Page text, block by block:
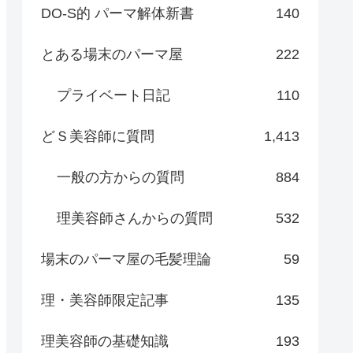
DO-S的 パーマ解体新書 140
とある場末のパーマ屋 222
プライベート日記 110
どＳ美容師に質問 1,413
一般の方からの質問 884
理美容師さんからの質問 532
場末のパーマ屋の毛髪理論 59
理・美容師限定記事 135
理美容師の基礎知識 193